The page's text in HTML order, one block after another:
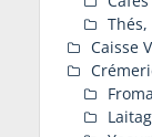
Caisse